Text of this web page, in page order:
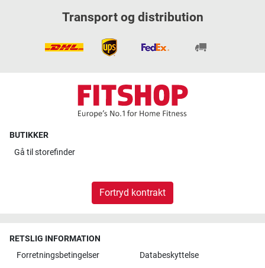
Transport og distribution
BUTIKKER
Gå til storefinder
Fortryd kontrakt
RETSLIG INFORMATION
Forretningsbetingelser
Databeskyttelse